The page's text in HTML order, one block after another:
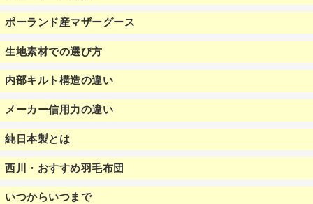
ポーランド産マザーグース
生地素材での選び方
内部キルト構造の違い
メーカー信用力の違い
純日本製とは
西川・おすすめ羽毛布団
いつからいつまで